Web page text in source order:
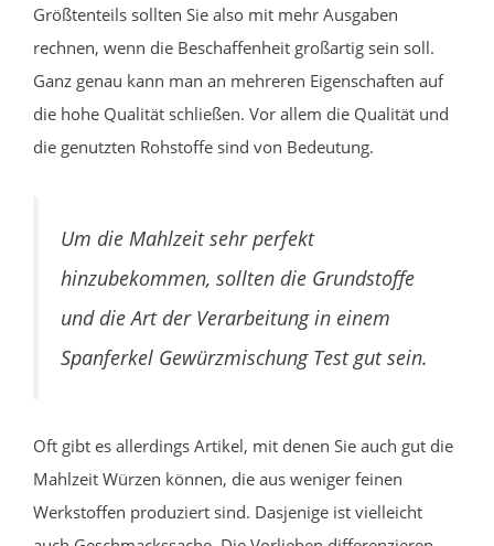
Größtenteils sollten Sie also mit mehr Ausgaben
rechnen, wenn die Beschaffenheit großartig sein soll.
Ganz genau kann man an mehreren Eigenschaften auf
die hohe Qualität schließen. Vor allem die Qualität und
die genutzten Rohstoffe sind von Bedeutung.
Um die Mahlzeit sehr perfekt
hinzubekommen, sollten die Grundstoffe
und die Art der Verarbeitung in einem
Spanferkel Gewürzmischung Test gut sein.
Oft gibt es allerdings Artikel, mit denen Sie auch gut die
Mahlzeit Würzen können, die aus weniger feinen
Werkstoffen produziert sind. Dasjenige ist vielleicht